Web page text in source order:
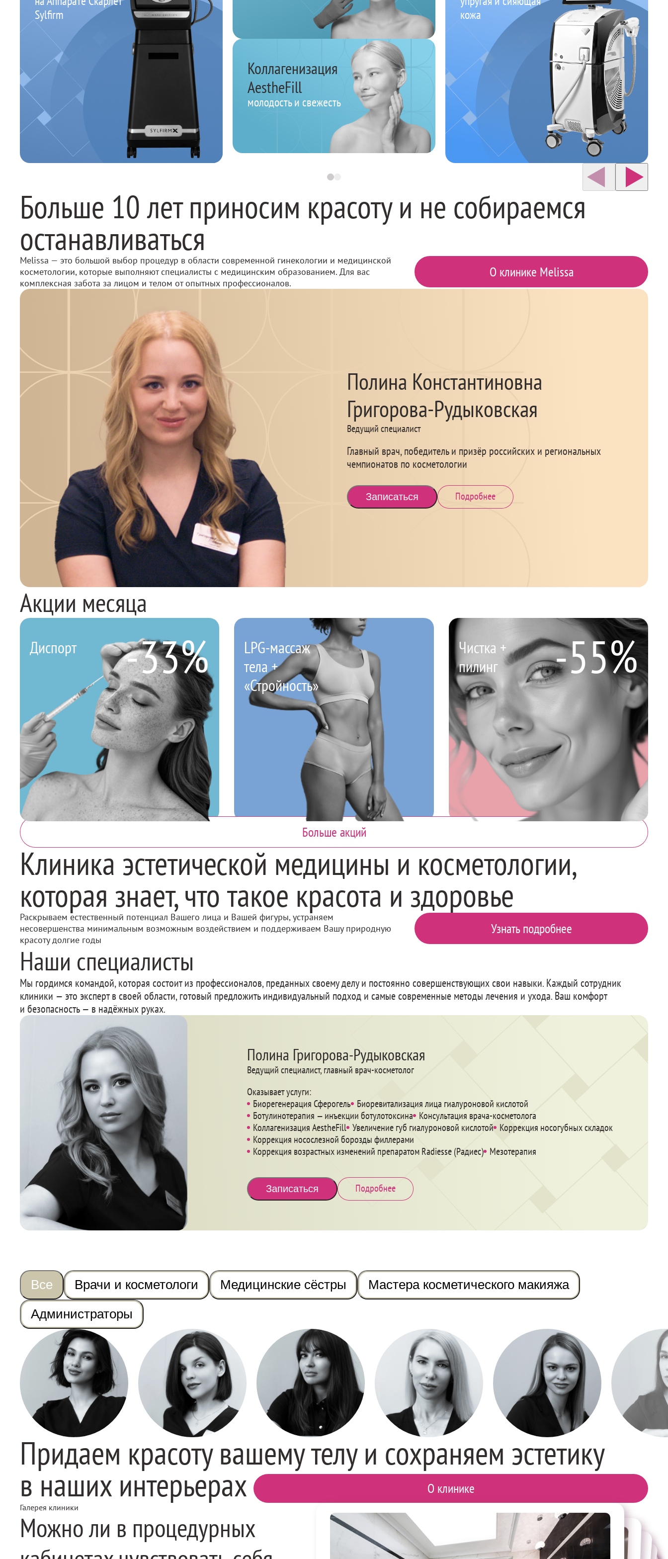
Sylfirm
Коллагенизация
AestheFill
молодость и свежесть
кожа
Больше 10 лет приносим красоту и не собираемся
останавливаться
Melissa — это большой выбор процедур в области современной гинекологии и медицинской
косметологии, которые выполняют специалисты с медицинским образованием. Для вас
комплексная забота за лицом и телом от опытных профессионалов.
О клинике Melissa
Полина Константиновна
Григорова-Рудыковская
Ведущий специалист
Главный врач, победитель и призёр российских и региональных
чемпионатов по косметологии
Записаться Подробнее
Акции месяца
Диспорт -33%
LPG-массаж
тела +
«Стройность»
Чистка +
пилинг
-55%
Больше акций
Клиника эстетической медицины и косметологии,
которая знает, что такое красота и здоровье
Раскрываем естественный потенциал Вашего лица и Вашей фигуры, устраняем
несовершенства минимальным возможным воздействием и поддерживаем Вашу природную
красоту долгие годы
Узнать подробнее
Наши специалисты
Мы гордимся командой, которая состоит из профессионалов, преданных своему делу и постоянно совершенствующих свои навыки. Каждый сотрудник
клиники — это эксперт в своей области, готовый предложить индивидуальный подход и самые современные методы лечения и ухода. Ваш комфорт
и безопасность — в надёжных руках.
Полина Григорова-Рудыковская
Ведущий специалист, главный врач-косметолог
Оказывает услуги:
Биорегенерация Сферогель Биоревитализация лица гиалуроновой кислотой
Ботулинотерапия — инъекции ботулотоксина Консультация врача-косметолога
Коллагенизация AestheFill Увеличение губ гиалуроновой кислотой Коррекция носогубных складок
Коррекция носослезной борозды филлерами
Коррекция возрастных изменений препаратом Radiesse (Радиес) Мезотерапия
Записаться Подробнее
Все Врачи и косметологи Медицинские сёстры
Мастера косметического макияжа
Администраторы
Придаем красоту вашему телу и сохраняем эстетику
в наших интерьерах О клинике
Галерея клиники
Можно ли в процедурных